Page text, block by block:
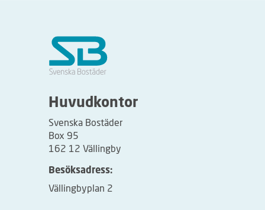
Huvudkontor
Svenska Bostäder
Box 95
162 12 Vällingby
Besöksadress:
Vällingbyplan 2